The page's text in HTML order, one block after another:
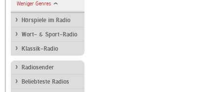
Weniger Genres
Hörspiele im Radio
Wort- & Sport-Radio
Klassik-Radio
Radiosender
Beliebteste Radios